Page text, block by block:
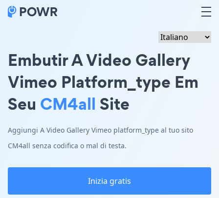
Embutir A Video Gallery
Vimeo Platform_type Em
Seu CM4all Site
Aggiungi A Video Gallery Vimeo platform_type al tuo sito
CM4all senza codifica o mal di testa.
Inizia gratis